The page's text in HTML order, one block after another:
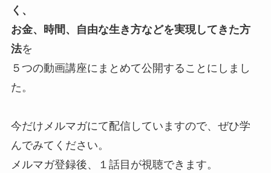
く、
お金、時間、自由な生き方などを実現してきた方
法を
５つの動画講座にまとめて公開することにしまし
た。
今だけメルマガにて配信していますので、ぜひ学
んでみてください。
メルマガ登録後、１話目が視聴できます。